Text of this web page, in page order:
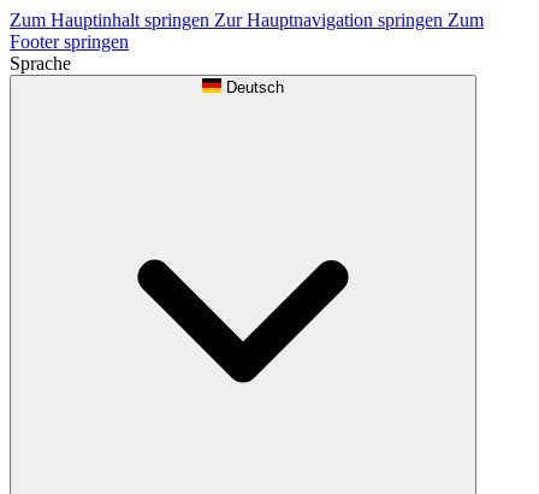
Zum Hauptinhalt springen Zur Hauptnavigation springen Zum
Footer springen
Sprache
Deutsch